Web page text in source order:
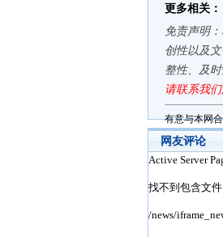
更多相关：
免责声明
创性以及
整性、及
请联系我们
有意与本网
网友评论